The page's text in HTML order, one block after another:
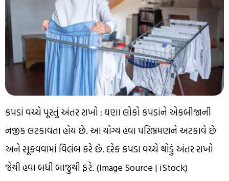
કપડાં વચ્ચે પૂરતું અંતર રાખો : ઘણા લોકો કપડાંને એકબીજાની
નજીક લટકાવતા હોય છે. આ યોગ્ય હવા પરિભ્રમણને અટકાવે છે
અને સૂકવવામાં વિલંબ કરે છે. દરેક કપડા વચ્ચે થોડું અંતર રાખો
જેથી હવા બધી બાજુથી ફરે. (Image Source | iStock)